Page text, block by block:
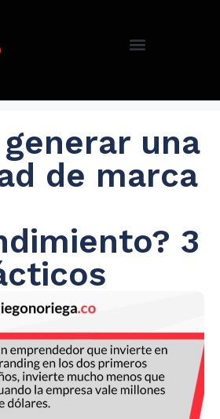
una
de marca
3